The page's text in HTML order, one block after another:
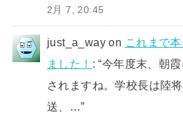
2月 7, 20:45
just_a_way on これまで
ました！ : “今年度末、朝
されますね。学校長は陸
送、…”